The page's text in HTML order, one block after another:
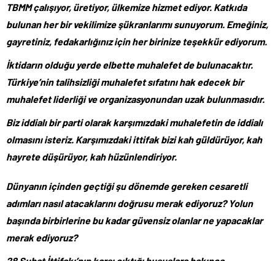
TBMM çalışıyor, üretiyor, ülkemize hizmet ediyor. Katkıda
bulunan her bir vekilimize şükranlarımı sunuyorum. Emeğiniz,
gayretiniz, fedakarlığınız için her birinize teşekkür ediyorum.
İktidarın olduğu yerde elbette muhalefet de bulunacaktır.
Türkiye’nin talihsizliği muhalefet sıfatını hak edecek bir
muhalefet liderliği ve organizasyonundan uzak bulunmasıdır.
Biz iddialı bir parti olarak karşımızdaki muhalefetin de iddialı
olmasını isteriz. Karşımızdaki ittifak bizi kah güldürüyor, kah
hayrete düşürüyor, kah hüzünlendiriyor.
Dünyanın içinden geçtiği şu dönemde gereken cesaretli
adımları nasıl atacaklarını doğrusu merak ediyoruz? Yolun
başında birbirlerine bu kadar güvensiz olanlar ne yapacaklar
merak ediyoruz?